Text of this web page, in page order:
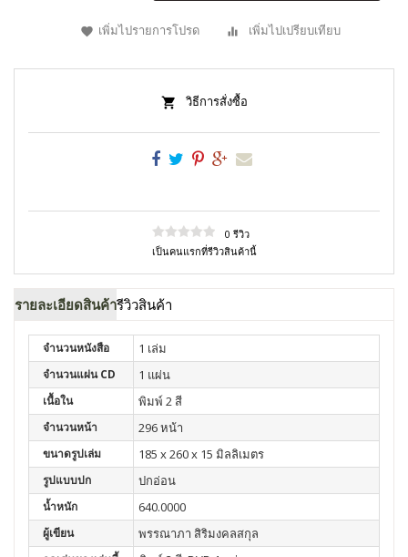
เพิ่มไปรายการโปรด เพิ่มไปเปรียบเทียบ
วิธีการสั่งซื้อ
0 รีวิว
เป็นคนแรกที่รีวิวสินค้านี้
รายละเอียดสินค้ารีวิวสินค้า
จำนวนหนังสือ 1 เล่ม
จำนวนแผ่น CD 1 แผ่น
เนื้อใน พิมพ์ 2 สี
จำนวนหน้า 296 หน้า
ขนาดรูปเล่ม 185 x 260 x 15 มิลลิเมตร
รูปแบบปก ปกอ่อน
น้ำหนัก 640.0000
ผู้เขียน พรรณาภา สิริมงคลสกุล